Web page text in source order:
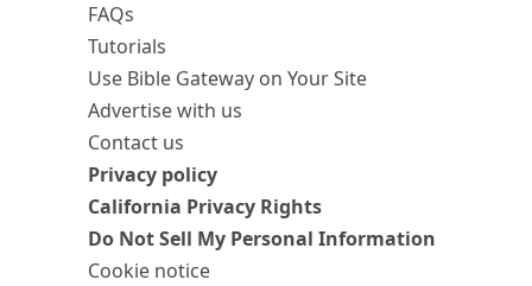
FAQs
Tutorials
Use Bible Gateway on Your Site
Advertise with us
Contact us
Privacy policy
California Privacy Rights
Do Not Sell My Personal Information
Cookie notice